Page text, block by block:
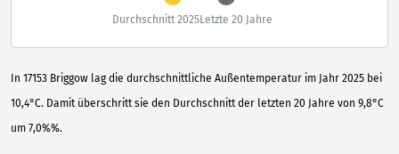
In 17153 Briggow lag die durchschnittliche Außentemperatur im Jahr 2025 bei
10,4°C. Damit überschritt sie den Durchschnitt der letzten 20 Jahre von 9,8°C
um 7,0%%.
Durchschnitt 2025Letzte 20 Jahre